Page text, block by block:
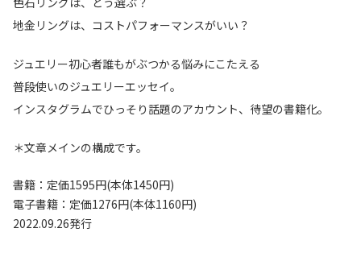
地金リングは、コストパフォーマンスがいい？
ジュエリー初心者誰もがぶつかる悩みにこたえる
普段使いのジュエリーエッセイ。
インスタグラムでひっそり話題のアカウント、待望の書籍化。
＊文章メインの構成です。
書籍：定価1595円(本体1450円)
電子書籍：定価1276円(本体1160円)
2022.09.26発行